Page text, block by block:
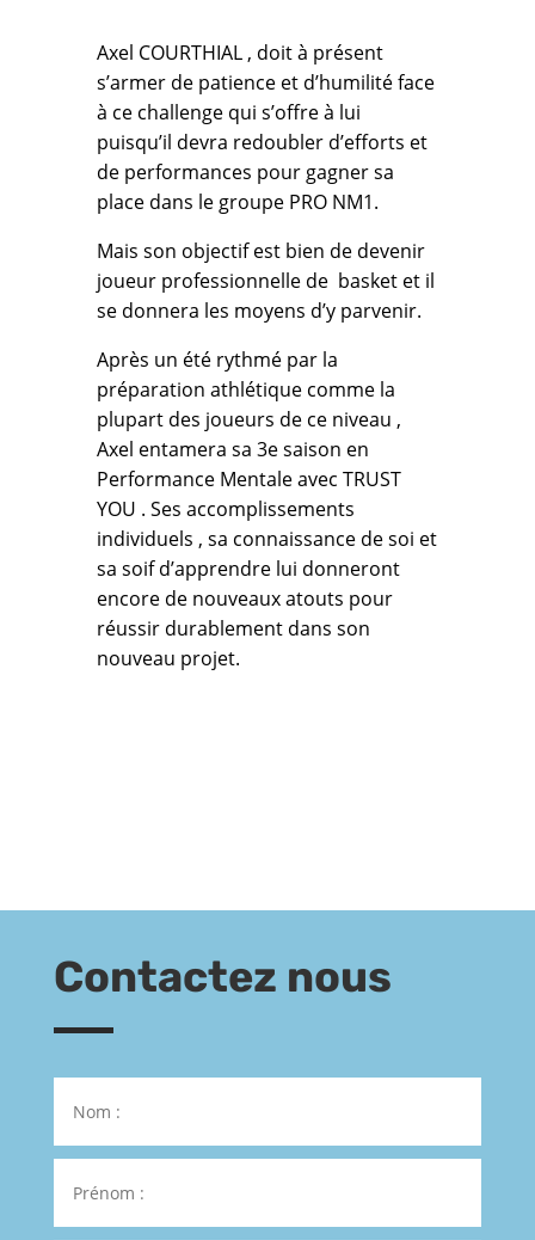
Axel COURTHIAL , doit à présent
s’armer de patience et d’humilité face
à ce challenge qui s’offre à lui
puisqu’il devra redoubler d’efforts et
de performances pour gagner sa
place dans le groupe PRO NM1.
Mais son objectif est bien de devenir
joueur professionnelle de basket et il
se donnera les moyens d’y parvenir.
Après un été rythmé par la
préparation athlétique comme la
plupart des joueurs de ce niveau ,
Axel entamera sa 3e saison en
Performance Mentale avec TRUST
YOU . Ses accomplissements
individuels , sa connaissance de soi et
sa soif d’apprendre lui donneront
encore de nouveaux atouts pour
réussir durablement dans son
nouveau projet.
Contactez nous